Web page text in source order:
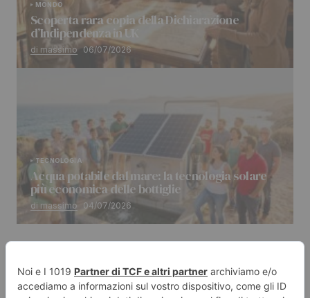
MONDO
Scoperta rara copia della Dichiarazione
d’Indipendenza in UK
di massimo 06/07/2026
TECNOLOGIA
Acqua potabile dal mare: la tecnologia solare
più economica delle bottiglie
di massimo 04/07/2026